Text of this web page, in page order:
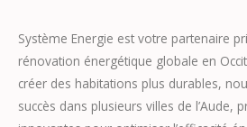
Système Energie est votre partenaire
rénovation énergétique globale en
créer des habitations plus durables,
succès dans plusieurs villes de l’Aude,